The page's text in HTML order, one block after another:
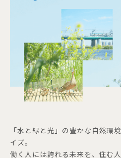
「水と緑と光」の豊かな自然環
イズ。
働く人には誇れる未来を、住む